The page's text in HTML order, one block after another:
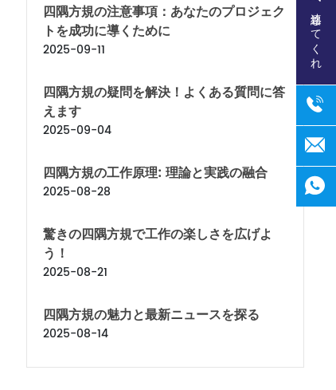
四隅方規の注意事項：あなたのプロジェク
トを成功に導くために
2025-09-11
四隅方規の疑問を解決！よくある質問に答
えます
2025-09-04
四隅方規の工作原理: 理論と実践の融合
2025-08-28
驚きの四隅方規で工作の楽しさを広げよ
う！
2025-08-21
四隅方規の魅力と最新ニュースを探る
2025-08-14
連絡してくれ